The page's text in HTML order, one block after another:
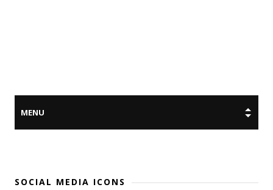
SOCIAL MEDIA ICONS